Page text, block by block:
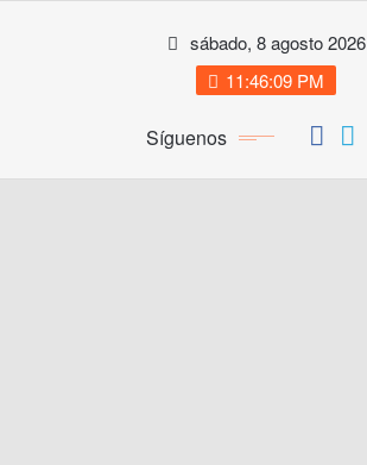
sábado, 8 agosto 2026
11:46:10 PM
Síguenos